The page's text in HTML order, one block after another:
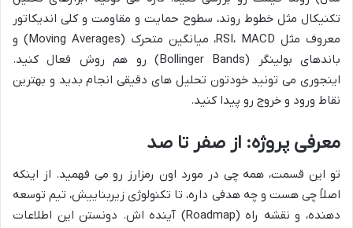
تکنیکال مثل خطوط روند، سطوح حمایت و مقاومت و کلی اندیکاتور
معروف مثل RSI، MACD، میانگین متحرک (Moving Averages) و
باندهای بولینگر (Bollinger Bands) رو هم روش فعال کنید.
اینجوری می تونید خودتون تحلیل های دقیقی انجام بدید و بهترین
نقاط ورود و خروج رو پیدا کنید.
معرفی پروژه: از صفر تا صد
تو این قسمت، همه چی در مورد اون رمزارز رو می فهمید. از اینکه
اصلاً چی هست و چه هدفی داره، تا تکنولوژی زیربناییش، تیم توسعه
دهنده، و نقشه راه (Roadmap) آینده اش. دونستن این اطلاعات